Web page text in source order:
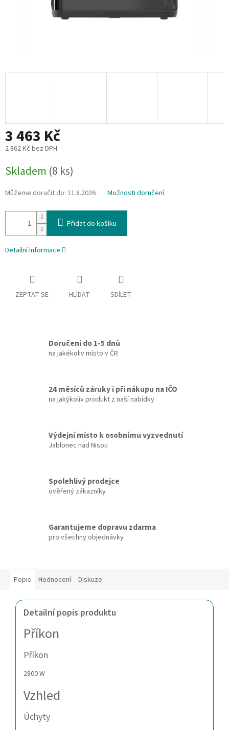
3 463 Kč
2 862 Kč bez DPH
cena:
Skladem (8 ks)
Můžeme doručit do: 11.8.2026 Možnosti doručení
Přidat do košíku
Detailní informace
ZEPTAT SE HLÍDAT SDÍLET
Doručení do 1-5 dnů
na jakékoliv místo v ČR
24 měsíců záruky i při nákupu na IČO
na jakýkoliv produkt z naší nabídky
Výdejní místo k osobnímu vyzvednutí
Jablonec nad Nisou
Spolehlivý prodejce
ověřený zákazníky
Garantujeme dopravu zdarma
pro všechny objednávky
Popis Hodnocení Diskuze
Detailní popis produktu
Příkon
Příkon
2800 W
Vzhled
Úchyty